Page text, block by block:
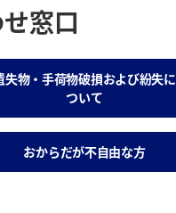
窓口
失物・手荷物破損および紛失に
ついて
おからだが不自由な方